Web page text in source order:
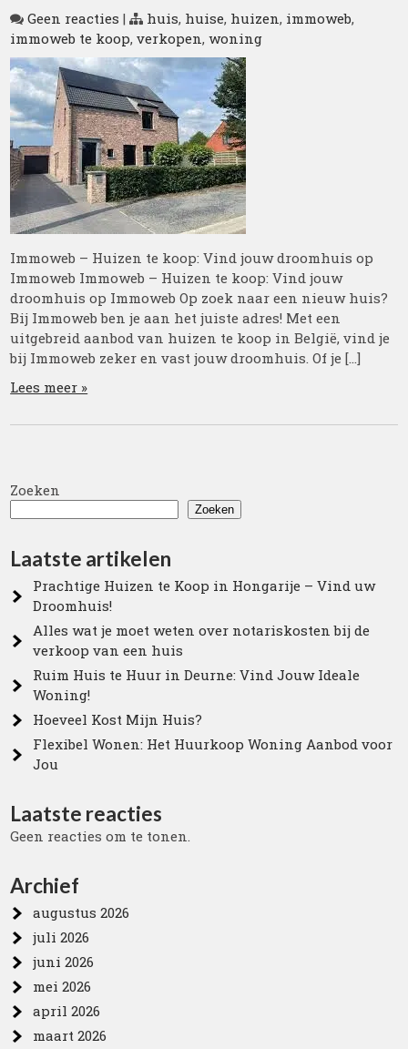
Geen reacties | huis, huise, huizen, immoweb,
immoweb te koop,verkopen,woning
Immoweb – Huizen te koop: Vind jouw droomhuis op
Immoweb Immoweb – Huizen te koop: Vind jouw
droomhuis op Immoweb Op zoek naar een nieuw huis?
Bij Immoweb ben je aan het juiste adres! Met een
uitgebreid aanbod van huizen te koop in België, vind je
bij Immoweb zeker en vast jouw droomhuis. Of je […]
Lees meer »
Zoeken
Zoeken
Laatste artikelen
Prachtige Huizen te Koop in Hongarije – Vind uw
Droomhuis!
Alles wat je moet weten over notariskosten bij de
verkoop van een huis
Ruim Huis te Huur in Deurne: Vind Jouw Ideale
Woning!
Hoeveel Kost Mijn Huis?
Flexibel Wonen: Het Huurkoop Woning Aanbod voor
Jou
Laatste reacties
Geen reacties om te tonen.
Archief
augustus 2026
juli 2026
juni 2026
mei 2026
april 2026
maart 2026